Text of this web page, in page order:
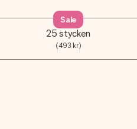
25 stycken
(493 kr)
Sale